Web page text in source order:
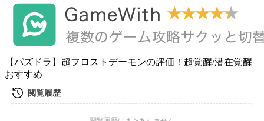
【パズドラ】超フロストデーモンの評価！超覚醒/潜在覚醒
おすすめ